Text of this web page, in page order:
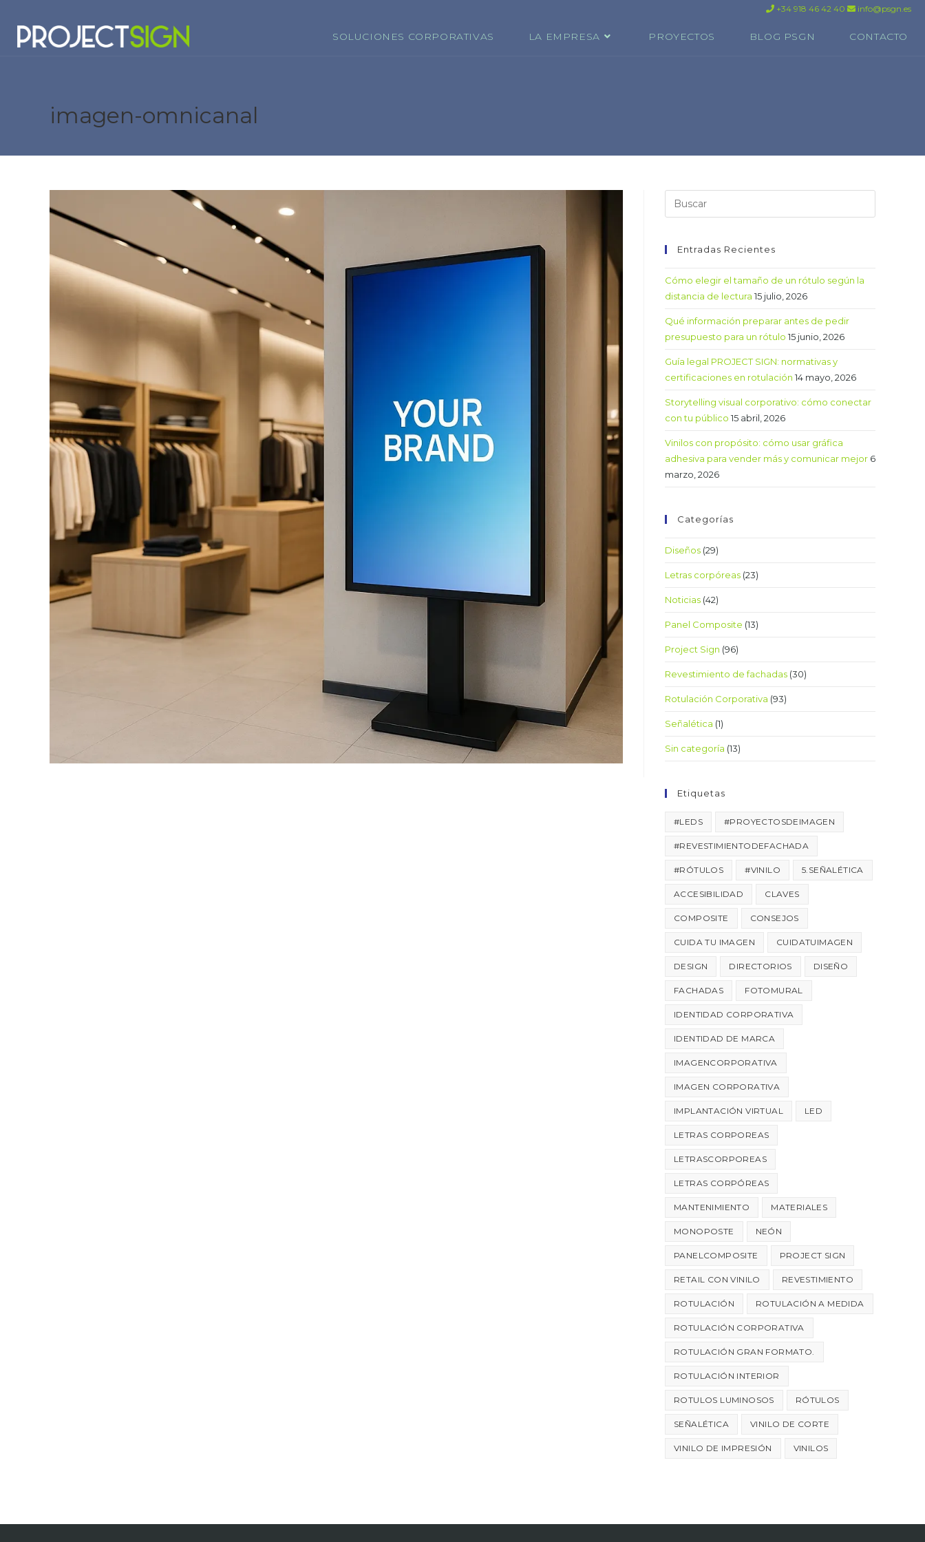
+34 918 46 42 40 info@psgn.es
SOLUCIONES CORPORATIVAS LA EMPRESA PROYECTOS BLOG PSGN CONTACTO
imagen-omnicanal
Entradas Recientes
Cómo elegir el tamaño de un rótulo según la
distancia de lectura 15 julio, 2026
Qué información preparar antes de pedir
presupuesto para un rótulo 15 junio, 2026
Guía legal PROJECT SIGN: normativas y
certificaciones en rotulación 14 mayo, 2026
Storytelling visual corporativo: cómo conectar
con tu público 15 abril, 2026
Vinilos con propósito: cómo usar gráfica
adhesiva para vender más y comunicar mejor 6
marzo, 2026
Categorías
Diseños (29)
Letras corpóreas (23)
Noticias (42)
Panel Composite (13)
Project Sign (96)
Revestimiento de fachadas (30)
Rotulación Corporativa (93)
Señalética (1)
Sin categoría (13)
Etiquetas
#LEDS #PROYECTOSDEIMAGEN
#REVESTIMIENTODEFACHADA
#RÓTULOS #VINILO 5.SEÑALÉTICA
ACCESIBILIDAD CLAVES
COMPOSITE CONSEJOS
CUIDA TU IMAGEN CUIDATUIMAGEN
DESIGN DIRECTORIOS DISEÑO
FACHADAS FOTOMURAL
IDENTIDAD CORPORATIVA
IDENTIDAD DE MARCA
IMAGENCORPORATIVA
IMAGEN CORPORATIVA
IMPLANTACIÓN VIRTUAL LED
LETRAS CORPOREAS
LETRASCORPOREAS
LETRAS CORPÓREAS
MANTENIMIENTO MATERIALES
MONOPOSTE NEÓN
PANELCOMPOSITE PROJECT SIGN
RETAIL CON VINILO REVESTIMIENTO
ROTULACIÓN ROTULACIÓN A MEDIDA
ROTULACIÓN CORPORATIVA
ROTULACIÓN GRAN FORMATO.
ROTULACIÓN INTERIOR
ROTULOS LUMINOSOS RÓTULOS
SEÑALÉTICA VINILO DE CORTE
VINILO DE IMPRESIÓN VINILOS